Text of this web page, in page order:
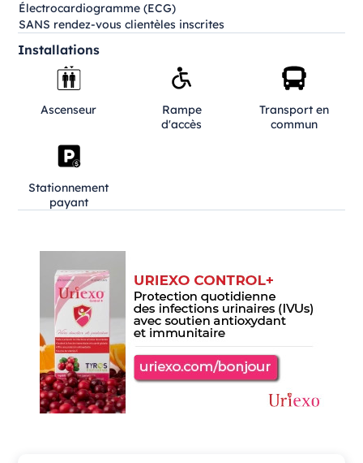
Électrocardiogramme (ECG)
SANS rendez-vous clientèles inscrites
Installations
Ascenseur
Rampe
d'accès
Transport en
commun
Stationnement
payant